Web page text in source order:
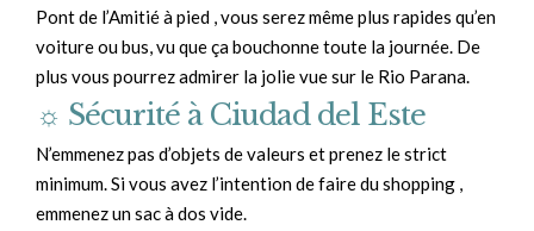
Pont de l’Amitié à pied , vous serez même plus rapides qu’en
voiture ou bus, vu que ça bouchonne toute la journée. De
plus vous pourrez admirer la jolie vue sur le Rio Parana.
☼ Sécurité à Ciudad del Este
N’emmenez pas d’objets de valeurs et prenez le strict
minimum. Si vous avez l’intention de faire du shopping ,
emmenez un sac à dos vide.